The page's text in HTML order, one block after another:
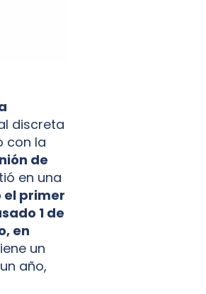
discreta
con la
de
en una
el primer
1 de
en
un
año,